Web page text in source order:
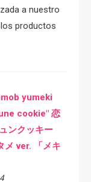
a nuestro
productos
yumeki
cookie" 恋
ンクッキー
メ ver. 「メキ